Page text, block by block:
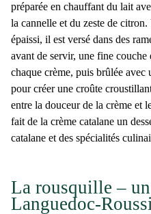
préparée en chauffant du lait
la cannelle et du zeste de
épaissi, il est versé dans des
avant de servir, une fine couche
chaque crème, puis brûlée
pour créer une croûte
entre la douceur de la crème et
fait de la crème catalane un
catalane et des spécialités
La rousquille –
Languedoc-